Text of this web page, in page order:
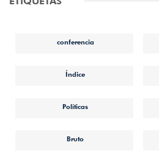
conferencia
Índice
Políticas
Bruto